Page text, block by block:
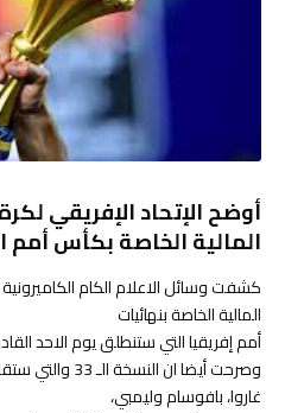
أوضح الإتحاد الإفريقي
المالية الخاصة بكأس أمم
كشفت وسائل الاعلام الكام
المالية الخاصة بنهائيات
أمم إفريقيا التي ستنطلق يوم الاحد
وصرحت أيضا ان
غاروا، بافوسام وليمبي،